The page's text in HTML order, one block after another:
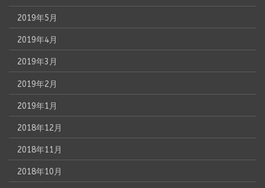
2019年5月
2019年4月
2019年3月
2019年2月
2019年1月
2018年12月
2018年11月
2018年10月